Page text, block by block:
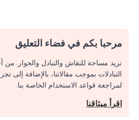
مرحبا بكم في فضاء التعليق
نريد مساحة للنقاش والتبادل والحوار.
التبادلات بموجب مقالاتنا، بالإضافة إلى
لمراجعة قواعد الاستخدام الخاصة بنا.
اقرأ ميثاقنا